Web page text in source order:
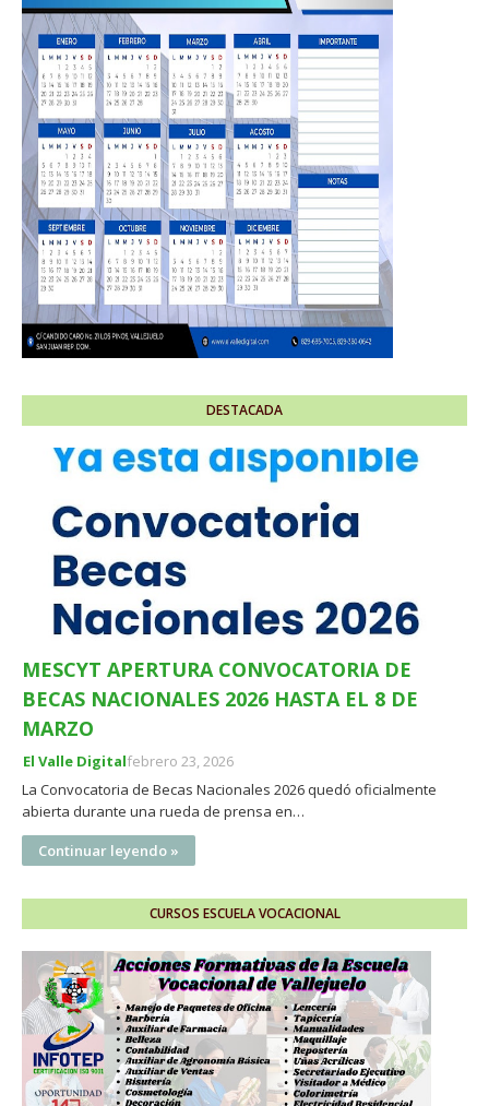
DESTACADA
MESCYT APERTURA CONVOCATORIA DE
BECAS NACIONALES 2026 HASTA EL 8 DE
MARZO
El Valle Digitalfebrero 23, 2026
La Convocatoria de Becas Nacionales 2026 quedó oficialmente
abierta durante una rueda de prensa en…
Continuar leyendo »
CURSOS ESCUELA VOCACIONAL